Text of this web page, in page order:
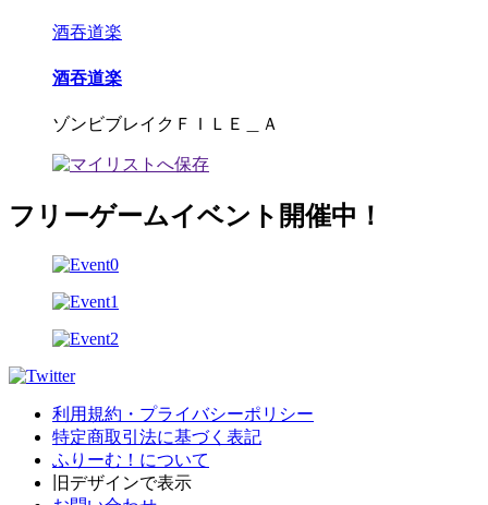
酒吞道楽
酒吞道楽
ゾンビブレイクＦＩＬＥ＿Ａ
フリーゲームイベント開催中！
利用規約・プライバシーポリシー
特定商取引法に基づく表記
ふりーむ！について
旧デザインで表示